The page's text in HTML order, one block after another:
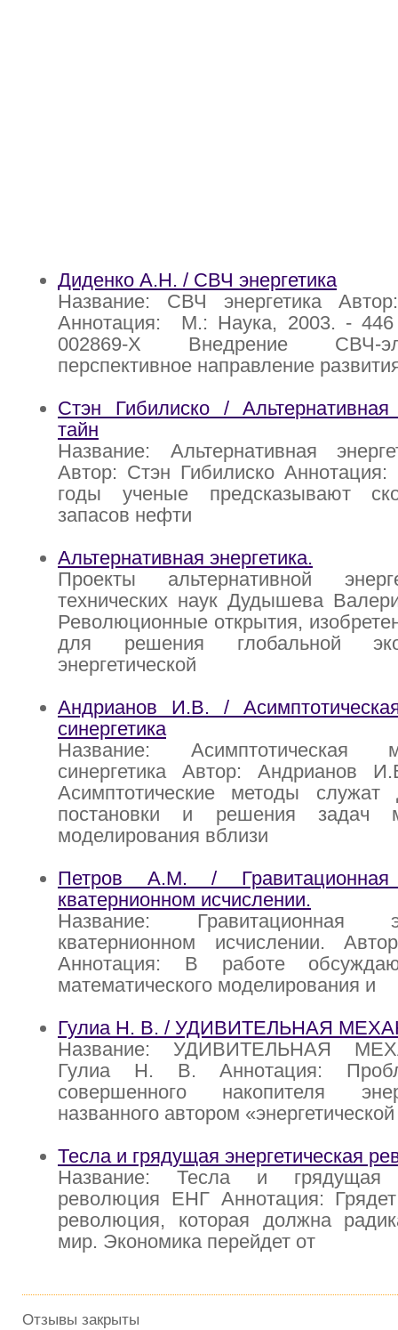
Диденко А.Н. / СВЧ энергетика
Название: СВЧ энергетика
Аннотация: М.: Наука, 2003. -
002869-Х Внедрение СВЧ-
перспективное направление
Стэн Гибилиско / Альтернативная
тайн
Название: Альтернативная
Автор: Стэн Гибилиско
годы ученые предсказывают
запасов нефти
Альтернативная энергетика.
Проекты альтернативной
технических наук Дудышева
Революционные открытия,
для решения глобальной
энергетической
Андрианов И.В. /
синергетика
Название: Асимптотическая
синергетика Автор: Андрианов
Асимптотические методы
постановки и решения задач
моделирования вблизи
Петров А.М. / Гравитационная
кватернионном исчислении.
Название: Гравитационная
кватернионном исчислении.
Аннотация: В работе
математического моделирования и
Гулиа Н. В. / УДИВИТЕЛЬНАЯ
Название: УДИВИТЕЛЬНАЯ
Гулиа Н. В. Аннотация:
совершенного накопителя
названного автором «энергетической
Тесла и грядущая энергетическая
Название: Тесла и грядущая
революция ЕНГ Аннотация: Грядет
революция, которая должна
мир. Экономика перейдет от
Отзывы закрыты